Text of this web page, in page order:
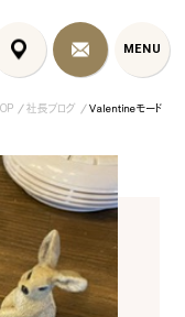
MENU
MENU
婦向け注
フレンチカントリ
喰壁とペット...
社長ブログ Valentineモード